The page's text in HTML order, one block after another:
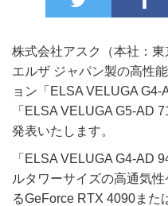
株式会社アスク（本社：
エルザ ジャパン製の高性
ョン「ELSA VELUGA
「ELSA VELUGA G5-AD
発表いたします。
「ELSA VELUGA G4-AD
ルタワーサイズの高通気
るGeForce RTX 4090また